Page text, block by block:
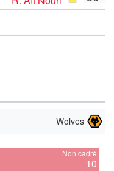
Wolves
Non cadré
10